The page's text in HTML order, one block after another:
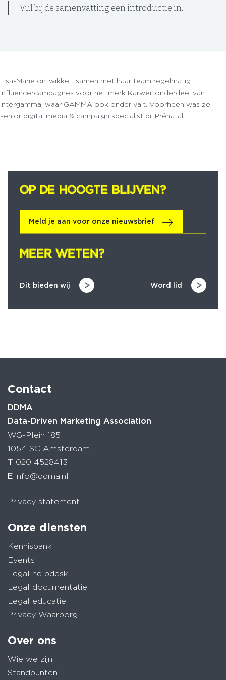
Vul bij de samenvatting een introductie in.
Lisa-Marie ontwikkelt samen met haar team regelmatig
influencercampagnes voor het merk Karwei, onderdeel van
Intergamma, waar GAMMA ook onder valt. Voorheen was ze
senior digital media & campaign specialist bij Prénatal
OP DE HOOGTE BLIJVEN?
OP DE HOOGTE BLIJVEN?
Meld je aan voor onze nieuwsbrief
MEER WETEN?
MEER WETEN?
Dit bieden wij Word lid
Contact
DDMA
Data-Driven Marketing Association
WG-Plein 185
1054 SC Amsterdam
T 020 4528413
E info@ddma.nl
Privacy statement
Onze diensten
Kennisbank
Events
Legal helpdesk
Legal documentatie
Legal educatie
Privacy Waarborg
Over ons
Wie we zijn
Standpunten